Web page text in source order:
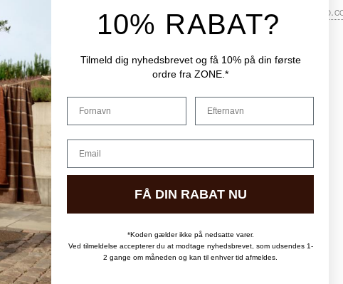
Cookiepolitik
Handelsbetingelser
Reservedele
Hverdage:
LEVERINGSMULIGHEDER
10% RABAT?
Tilmeld dig nyhedsbrevet og få 10% på din første
ordre fra ZONE.*
Fornavn Efternavn
Email
FÅ DIN RABAT NU
*Koden gælder ikke på nedsatte varer.
Ved tilmeldelse accepterer du at modtage nyhedsbrevet, som udsendes 1-
2 gange om måneden og kan til enhver tid afmeldes.